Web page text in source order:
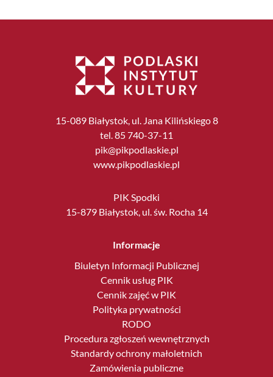
15-089 Białystok, ul. Jana Kilińskiego 8
tel. 85 740-37-11
pik@pikpodlaskie.pl
www.pikpodlaskie.pl
PIK Spodki
15-879 Białystok, ul. św. Rocha 14
Informacje
Biuletyn Informacji Publicznej
Cennik usług PIK
Cennik zajęć w PIK
Polityka prywatności
RODO
Procedura zgłoszeń wewnętrznych
Standardy ochrony małoletnich
Zamówienia publiczne